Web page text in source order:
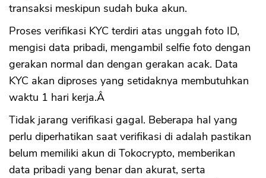
transaksi meskipun sudah buka akun.
Proses verifikasi KYC terdiri atas unggah foto ID,
mengisi data pribadi, mengambil selfie foto dengan
gerakan normal dan dengan gerakan acak. Data
KYC akan diproses yang setidaknya membutuhkan
waktu 1 hari kerja.Â
Tidak jarang verifikasi gagal. Beberapa hal yang
perlu diperhatikan saat verifikasi di adalah pastikan
belum memiliki akun di Tokocrypto, memberikan
data pribadi yang benar dan akurat, serta